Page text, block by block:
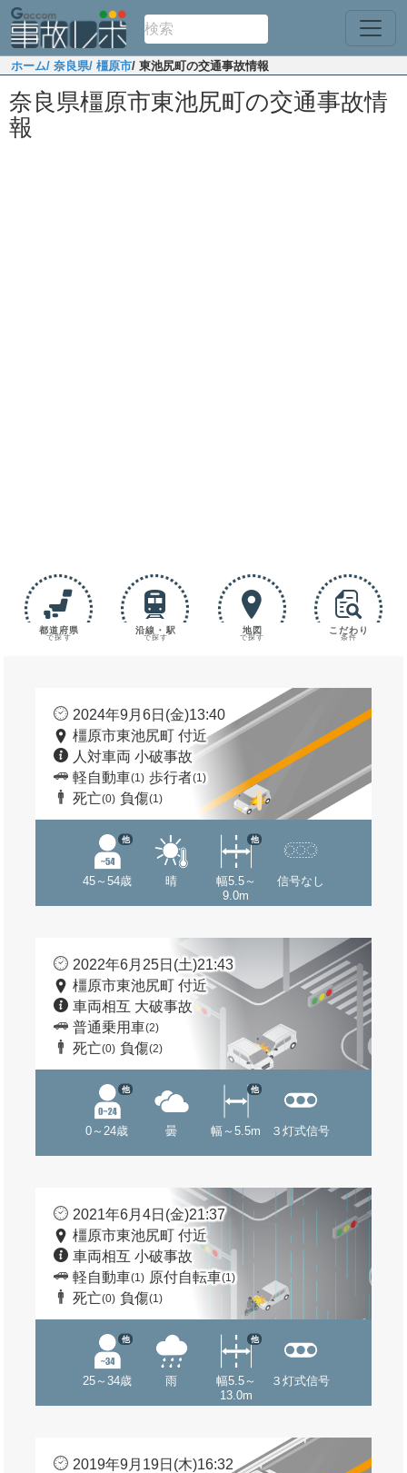
ホーム/ 奈良県/ 橿原市/ 東池尻町の交通事故情報
奈良県橿原市東池尻町の交通事故情
報
都道府県
で探す
沿線・駅
で探す
地図
で探す
こだわり
条件
2024年9月6日(金)13:40
橿原市東池尻町 付近
人対車両 小破事故
軽自動車(1) 歩行者(1)
死亡(0) 負傷(1)
45～54歳
他
晴
幅5.5～
9.0m
他
信号なし
2022年6月25日(土)21:43
橿原市東池尻町 付近
車両相互 大破事故
普通乗用車(2)
死亡(0) 負傷(2)
0～24歳
他
曇 幅～5.5m
他
３灯式信号
2021年6月4日(金)21:37
橿原市東池尻町 付近
車両相互 小破事故
軽自動車(1) 原付自転車(1)
死亡(0) 負傷(1)
25～34歳
他
雨
幅5.5～
13.0m
他
３灯式信号
2019年9月19日(木)16:32